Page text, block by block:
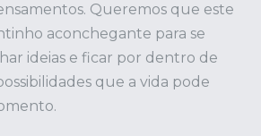
Queremos que este
aconchegante para se
ideias e ficar por dentro de
que a vida pode